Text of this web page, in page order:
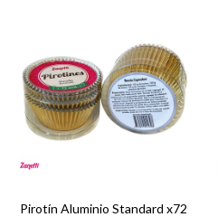
Pirotín Aluminio Standard x72